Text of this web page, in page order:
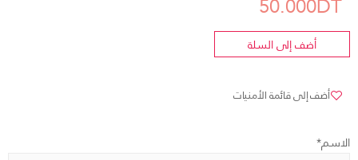
أضف إلى السلة
أضف إلى قائمة الأمنيات
الاسم*